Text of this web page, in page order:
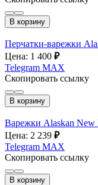
В корзину
Перчатки-варежки
Цена: 1 400 ₽
Telegram MAX
Скопировать ссылку
В корзину
Варежки Alaskan New
Цена: 2 239 ₽
Telegram MAX
Скопировать ссылку
В корзину